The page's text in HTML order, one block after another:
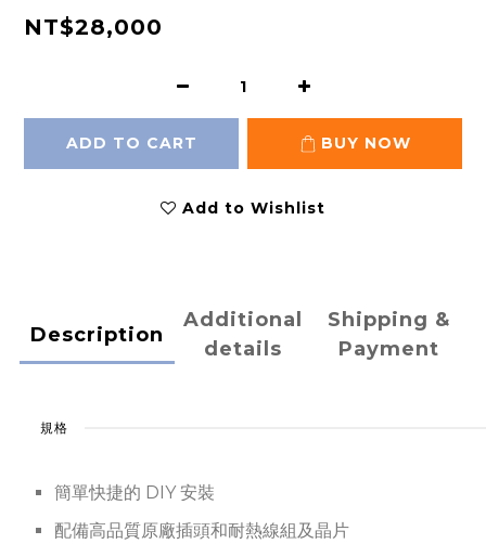
NT$28,000
ADD TO CART BUY NOW
Add to Wishlist
Description
Additional
details
Shipping &
Payment
規格
簡單快捷的 DIY 安裝
配備高品質原廠插頭和耐熱線組及晶片